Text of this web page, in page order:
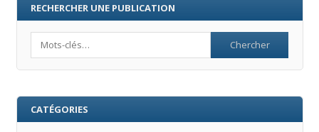
RECHERCHER UNE PUBLICATION
CATÉGORIES